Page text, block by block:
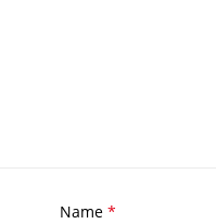
Name *